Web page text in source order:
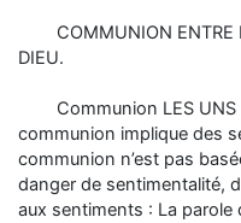
COMMUNION ENTRE
DIEU.
Communion LES UNS
communion implique des
communion n’est pas
danger de sentimentalité,
aux sentiments : La parole